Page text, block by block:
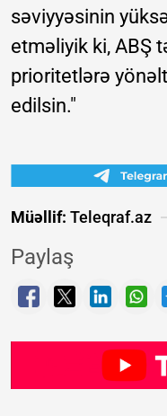
səviyyəsinin
etməliyik ki, ABŞ
prioritetlərə
edilsin."
Müəllif: Teleqraf.az
Paylaş